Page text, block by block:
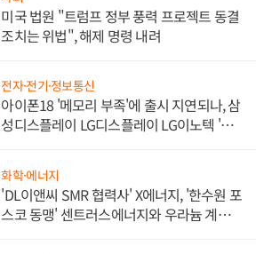
미국 법원 "트럼프 정부 풍력 프로젝트 동결
조치는 위법", 해제 명령 내려
전자·전기·정보통신
아이폰18 '메모리 부족'에 출시 지연되나, 삼
성디스플레이 LG디스플레이 LG이노텍 '탈
화학·에너지
'DL이앤씨 SMR 협력사' X에너지, '한수원 포
스코 동맹' 센트러스에너지와 우라늄 계약